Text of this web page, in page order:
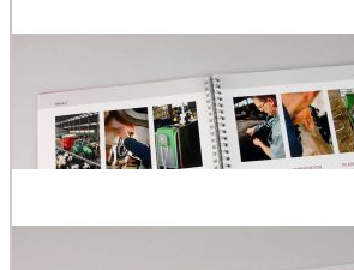
Betriebsverfahren, die der Landwirt
Eine handliche Ringbindung, sowie die
aller Seiten, schützen das Fachbuch vor
sodass es zur regelmäßigen Kontrolle mit in
werden kann.
unverzichtbarer Ratgeber für alle